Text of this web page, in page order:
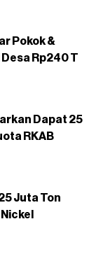
Pokok &
Rp240 T
Dapat 25
RKAB
Juta Ton